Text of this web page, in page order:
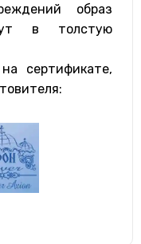
образ
в толстую
сертификате,